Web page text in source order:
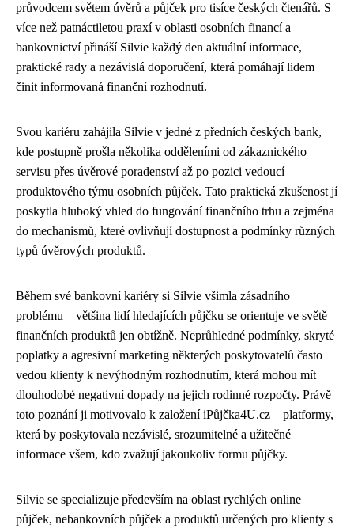
průvodcem světem úvěrů a půjček pro tisíce českých čtenářů. S
více než patnáctiletou praxí v oblasti osobních financí a
bankovnictví přináší Silvie každý den aktuální informace,
praktické rady a nezávislá doporučení, která pomáhají lidem
činit informovaná finanční rozhodnutí.
Svou kariéru zahájila Silvie v jedné z předních českých bank,
kde postupně prošla několika odděleními od zákaznického
servisu přes úvěrové poradenství až po pozici vedoucí
produktového týmu osobních půjček. Tato praktická zkušenost jí
poskytla hluboký vhled do fungování finančního trhu a zejména
do mechanismů, které ovlivňují dostupnost a podmínky různých
typů úvěrových produktů.
Během své bankovní kariéry si Silvie všimla zásadního
problému – většina lidí hledajících půjčku se orientuje ve světě
finančních produktů jen obtížně. Neprůhledné podmínky, skryté
poplatky a agresivní marketing některých poskytovatelů často
vedou klienty k nevýhodným rozhodnutím, která mohou mít
dlouhodobé negativní dopady na jejich rodinné rozpočty. Právě
toto poznání ji motivovalo k založení iPůjčka4U.cz – platformy,
která by poskytovala nezávislé, srozumitelné a užitečné
informace všem, kdo zvažují jakoukoliv formu půjčky.
Silvie se specializuje především na oblast rychlých online
půjček, nebankovních půjček a produktů určených pro klienty s